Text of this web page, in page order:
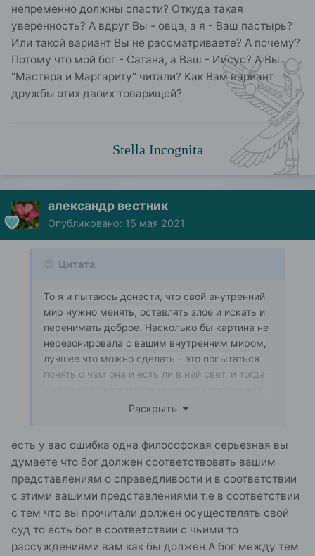
непременно должны спасти? Откуда такая
уверенность? А вдруг Вы - овца, а я - Ваш пастырь?
Или такой вариант Вы не рассматриваете? А почему?
Потому что мой бог - Сатана, а Ваш - Иисус? А Вы
"Мастера и Маргариту" читали? Как Вам вариант
дружбы этих двоих товарищей?
Stella Incognita
александр вестник
Опубликовано: 15 мая 2021
Цитата
То я и пытаюсь донести, что свой внутренний
мир нужно менять, оставлять злое и искать и
перенимать доброе. Насколько бы картина не
нерезонировала с вашим внутренним миром,
лучшее что можно сделать - это попытаться
понять о чем она и есть ли в ней свет, и тогда
потянуться к свету.Раскрыть
есть у вас ошибка одна философская серьезная вы
думаете что бог должен соответствовать вашим
представлениям о справедливости и в соответствии
с этими вашими представлениями т.е в соответствии
с тем что вы прочитали должен осуществлять свой
суд то есть бог в соответствии с чьими то
рассуждениями вам как бы должен.А бог между тем